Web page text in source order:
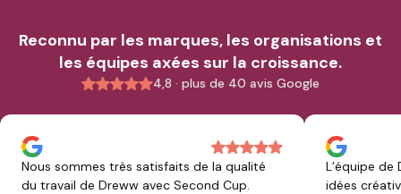
Reconnu par les marques, les organisations et
les équipes axées sur la croissance.
4,8 · plus de 40 avis Google
Nous sommes très satisfaits de la qualité
du travail de Dreww avec Second Cup.
L’équipe
idées